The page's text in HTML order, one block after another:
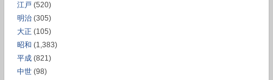
江戸 (520)
明治 (305)
大正 (105)
昭和 (1,383)
平成 (821)
中世 (98)